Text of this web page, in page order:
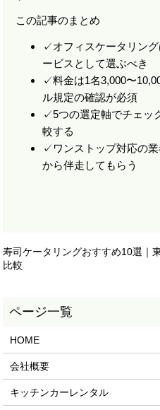
この記事のまとめ
✓オフィスケータリン
ービスとして選ぶべき
✓料金は1名3,000〜
ル規定の確認が必須
✓5つの選定軸でチェッ
較する
✓ ワンストップ対応の
から伴走してもらう
寿司ケータリングおすすめ10選｜
比較
HOME
会社概要
キッチンカーレンタル